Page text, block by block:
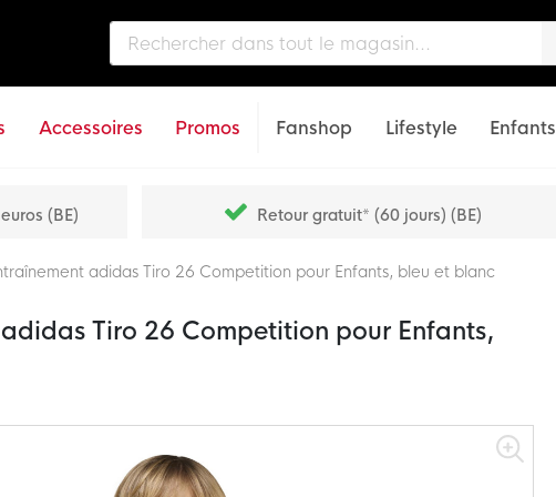
Accessoires Promos Fanshop Lifestyle Enfants
(BE) Retour gratuit* (60 jours) (BE)
adidas Tiro 26 Competition pour Enfants, bleu et blanc
Tiro 26 Competition pour Enfants,